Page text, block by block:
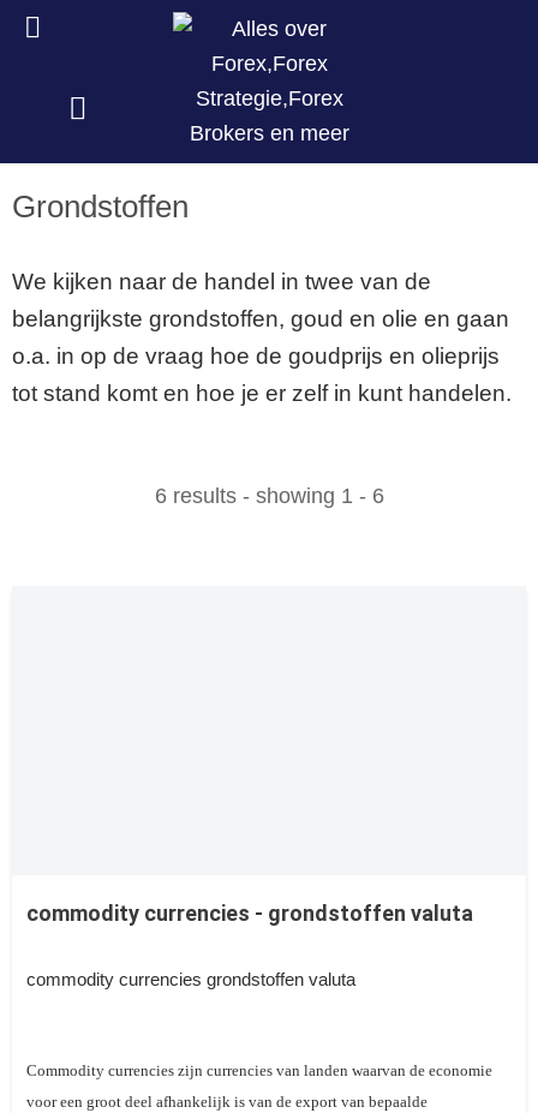
Grondstoffen
We kijken naar de handel in twee van de
belangrijkste grondstoffen, goud en olie en gaan
o.a. in op de vraag hoe de goudprijs en olieprijs
tot stand komt en hoe je er zelf in kunt handelen.
6 results - showing 1 - 6
commodity currencies - grondstoffen valuta
commodity currencies grondstoffen valuta
Commodity currencies zijn currencies van landen waarvan de economie
voor een groot deel afhankelijk is van de export van bepaalde